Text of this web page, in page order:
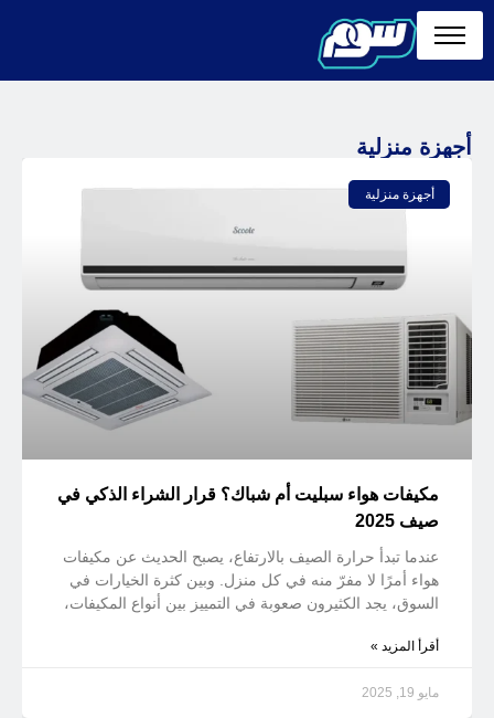
أجهزة منزلية
أجهزة منزلية
مكيفات هواء سبليت أم شباك؟ قرار الشراء الذكي في
صيف 2025
عندما تبدأ حرارة الصيف بالارتفاع، يصبح الحديث عن مكيفات
هواء أمرًا لا مفرّ منه في كل منزل. وبين كثرة الخيارات في
السوق، يجد الكثيرون صعوبة في التمييز بين أنواع المكيفات،
أقرأ المزيد »
مايو 19, 2025